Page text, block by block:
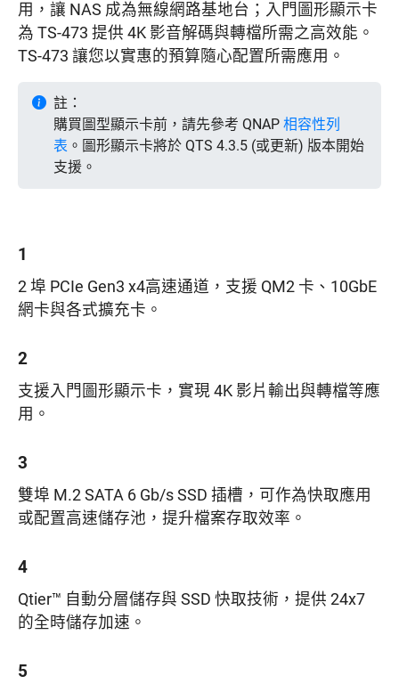
用，讓 NAS 成為無線網路基地台；入門圖形顯示卡
為 TS-473 提供 4K 影音解碼與轉檔所需之高效能。
TS-473 讓您以實惠的預算隨心配置所需應用。
註：
購買圖型顯示卡前，請先參考 QNAP 相容性列
表 。圖形顯示卡將於 QTS 4.3.5 (或更新) 版本開始
支援。
1
2 埠 PCIe Gen3 x4高速通道，支援 QM2 卡、10GbE
網卡與各式擴充卡。
2
支援入門圖形顯示卡，實現 4K 影片輸出與轉檔等應
用。
3
雙埠 M.2 SATA 6 Gb/s SSD 插槽，可作為快取應用
或配置高速儲存池，提升檔案存取效率。
4
Qtier™ 自動分層儲存與 SSD 快取技術，提供 24x7
的全時儲存加速。
5